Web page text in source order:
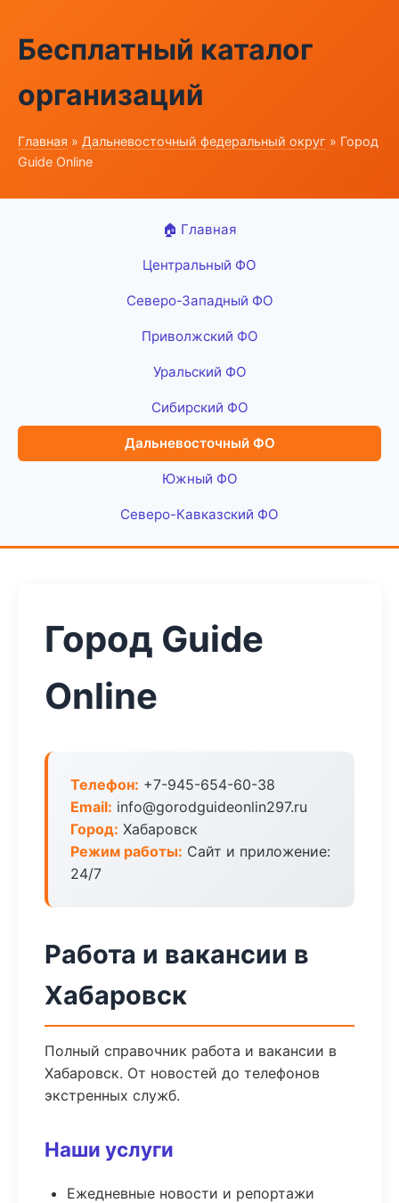
Бесплатный каталог
организаций
Главная » Дальневосточный федеральный округ » Город
Guide Online
🏠 Главная
Центральный ФО
Северо-Западный ФО
Приволжский ФО
Уральский ФО
Сибирский ФО
Дальневосточный ФО
Южный ФО
Северо-Кавказский ФО
Город Guide
Online
Телефон: +7-945-654-60-38
Email: info@gorodguideonlin297.ru
Город: Хабаровск
Режим работы: Сайт и приложение:
24/7
Работа и вакансии в
Хабаровск
Полный справочник работа и вакансии в
Хабаровск. От новостей до телефонов
экстренных служб.
Наши услуги
Ежедневные новости и репортажи